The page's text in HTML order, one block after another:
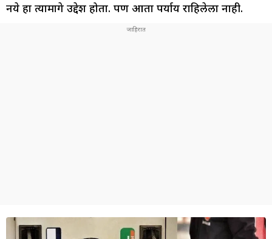
नये हा त्यामागे उद्देश होता. पण आता पर्याय राहिलेला नाही.